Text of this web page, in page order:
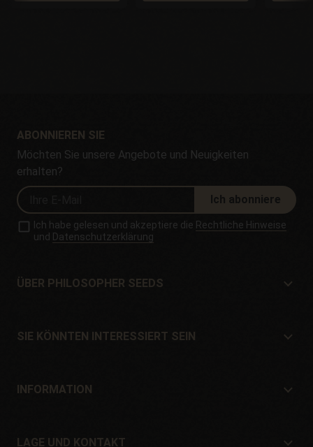
ABONNIEREN SIE
Möchten Sie unsere Angebote und Neuigkeiten
erhalten?
Ich abonniere
Ich habe gelesen und akzeptiere die Rechtliche Hinweise
und Datenschutzerklärung
ÜBER PHILOSOPHER SEEDS
Lage und Kontakt
SIE KÖNNTEN INTERESSIERT SEIN
Angebote
INFORMATION
Garantien und Rücksendungen
LAGE UND KONTAKT